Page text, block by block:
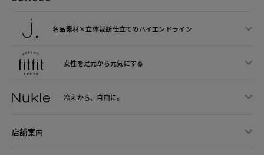
名品素材×立体裁断仕立てのハイエンドライン
女性を足元から元気にする
冷えから、 自由に。
店舗案内